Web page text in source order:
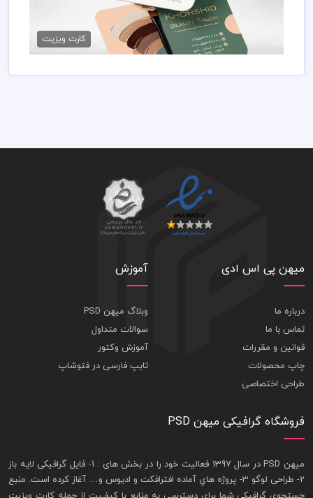
کارت ویزیت آماده آرایشگاه زنانه
79,000 تومان
کارت ویزیت
میهن پی اس ادی
درباره ما
تماس با ما
قوانین و مقررات
چاپ محصولات
طراحی اختصاصی
آموزش
وبلاگ میهن PSD
سوالات متداول
آموزش وکتور
تایپ فارسی در فتوشاپ
فروشگاه گرافیکی میهن PSD
ميهن PSD در سال 1397 فعاليت خود را در بخش های : 1-
فايل گرافيکی لايه باز
2- طراحی لوگو 3- پروژه هاي آماده افترافکت و اديوس و… آغاز کرده است. منبع